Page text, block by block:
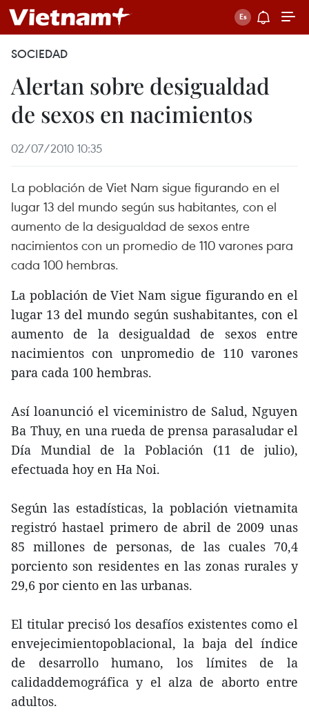
SOCIEDAD
Alertan sobre desigualdad
de sexos en nacimientos
02/07/2010 10:35
La población de Viet Nam sigue figurando en el
lugar 13 del mundo según sus habitantes, con el
aumento de la desigualdad de sexos entre
nacimientos con un promedio de 110 varones para
cada 100 hembras.
La población de Viet Nam sigue figurando en el
lugar 13 del mundo según sushabitantes, con el
aumento de la desigualdad de sexos entre
nacimientos con unpromedio de 110 varones
para cada 100 hembras.
Así loanunció el viceministro de Salud, Nguyen
Ba Thuy, en una rueda de prensa parasaludar el
Día Mundial de la Población (11 de julio),
efectuada hoy en Ha Noi.
Según las estadísticas, la población vietnamita
registró hastael primero de abril de 2009 unas
85 millones de personas, de las cuales 70,4
porciento son residentes en las zonas rurales y
29,6 por ciento en las urbanas.
El titular precisó los desafíos existentes como el
envejecimientopoblacional, la baja del índice
de desarrollo humano, los límites de la
calidaddemográfica y el alza de aborto entre
adultos.